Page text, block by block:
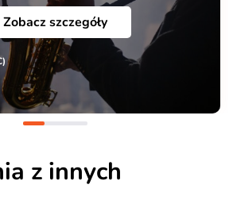
Zobacz szczegóły
z innych